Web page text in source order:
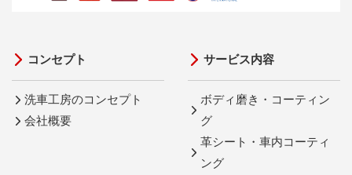
コンセプト
洗車工房のコンセプト
会社概要
サービス内容
ボディ磨き・コーティン
グ
革シート・車内コーティ
ング